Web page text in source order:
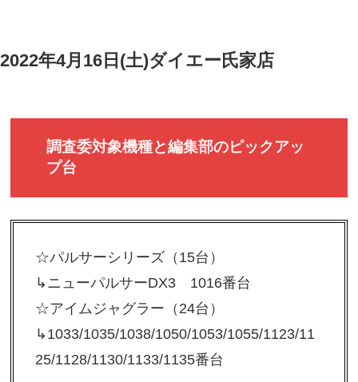
2022年4月16日(土)ダイエー氏家店
調査委対象機種と編集部のピックアッ
プ台
☆パルサーシリーズ（15台）
↳ニューパルサーDX3 1016番台
☆アイムジャグラー（24台）
↳1033/1035/1038/1050/1053/1055/1123/11
25/1128/1130/1133/1135番台